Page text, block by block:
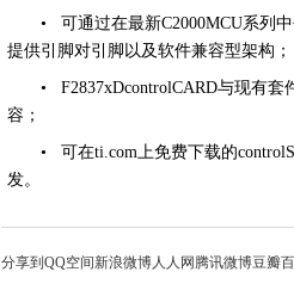
• 可通过在最新C2000MCU系列
提供引脚对引脚以及软件兼容型架构；
• F2837xDcontrolCARD与现有套
容；
• 可在ti.com上免费下载的
发。
分享到 QQ空间新浪微博人人网 腾讯微博豆瓣